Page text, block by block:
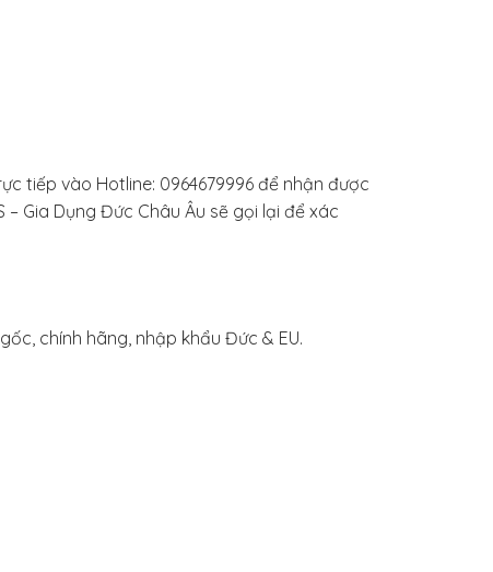
tiếp vào Hotline: 0964679996 để nhận được
Gia Dụng Đức Châu Âu sẽ gọi lại để xác
chính hãng, nhập khẩu Đức & EU.